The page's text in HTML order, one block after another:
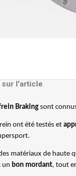
l'article
Braking sont
ont été testés et
matériaux de haute
un bon mordant, tout